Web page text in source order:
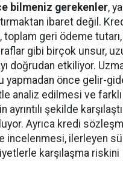
bilmeniz gerekenler,
ibaret değil.
toplam geri ödeme tutarı,
gibi birçok unsur,
doğrudan etkiliyor.
yapmadan önce gelir-
analiz edilmesi ve farklı
şekilde
Ayrıca kredi
incelenmesi, ilerleyen
karşılaşma riskini